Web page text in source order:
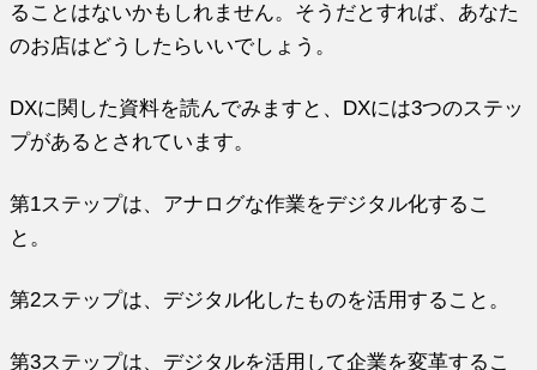
ることはないかもしれません。そうだとすれば、あなた
のお店はどうしたらいいでしょう。
DXに関した資料を読んでみますと、DXには3つのステッ
プがあるとされています。
第1ステップは、アナログな作業をデジタル化するこ
と。
第2ステップは、デジタル化したものを活用すること。
第3ステップは、デジタルを活用して企業を変革するこ